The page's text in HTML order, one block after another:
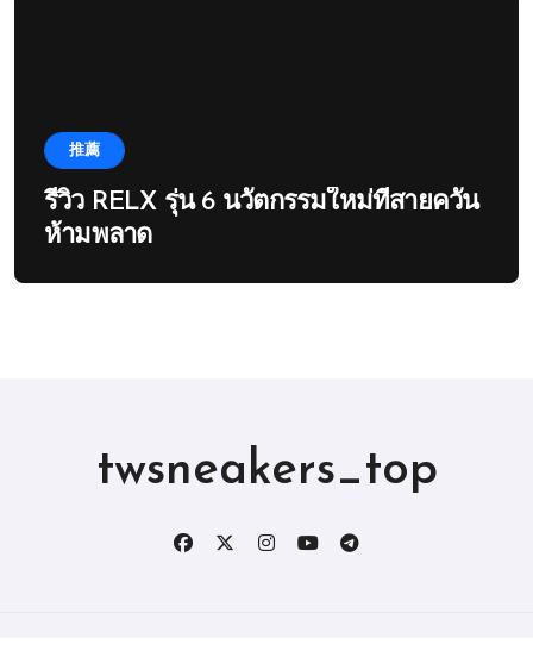
推薦
รีวิว RELX รุ่น 6 นวัตกรรมใหม่ที่สายควัน
ห้ามพลาด
twsneakers_top